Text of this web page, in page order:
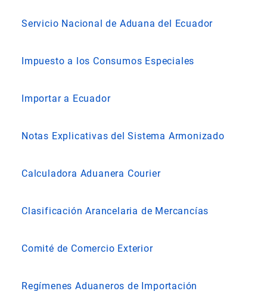
Servicio Nacional de Aduana del Ecuador
Impuesto a los Consumos Especiales
Importar a Ecuador
Notas Explicativas del Sistema Armonizado
Calculadora Aduanera Courier
Clasificación Arancelaria de Mercancías
Comité de Comercio Exterior
Regímenes Aduaneros de Importación